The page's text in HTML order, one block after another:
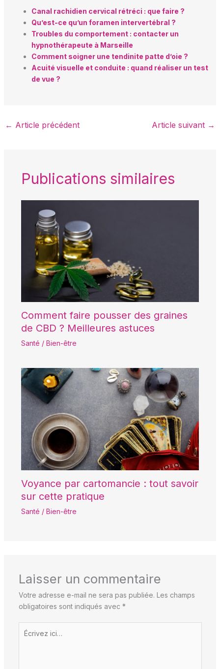
Canal rachidien cervical rétréci : que faire ?
Qu’est-ce qu’un foramen intervertébral ?
Troubles du comportement : contacter un
hypnothérapeute à Marseille
Comment soigner une tendinite patte d’oie ?
Acuité visuelle et conduite : quand réaliser un test
de vue ?
← Article précédent Article suivant →
Publications similaires
Comment faire pousser des graines
de CBD ? Meilleures astuces
Santé / Bien-être
Voyance par cartomancie : tout savoir
sur cette pratique
Santé / Bien-être
Laisser un commentaire
Votre adresse e-mail ne sera pas publiée. Les champs
obligatoires sont indiqués avec *
Écrivez
ici…